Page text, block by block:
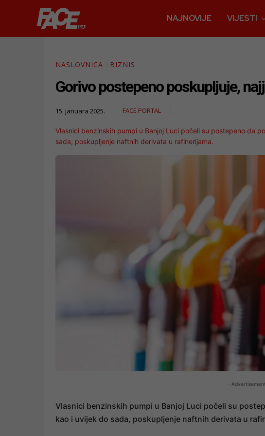
NAJNOVIJE VIJESTI
NASLOVNICA BIZNIS
Gorivo postepeno poskupljuje,
15. januara 2025. FACE PORTAL
Vlasnici benzinskih pumpi u Banjoj Luci počeli su postepeno da
sada, poskupljenje naftnih derivata u rafinerijama.
-
Vlasnici benzinskih pumpi u Banjoj Luci počeli su
kao i uvijek do sada, poskupljenje naftnih derivata u